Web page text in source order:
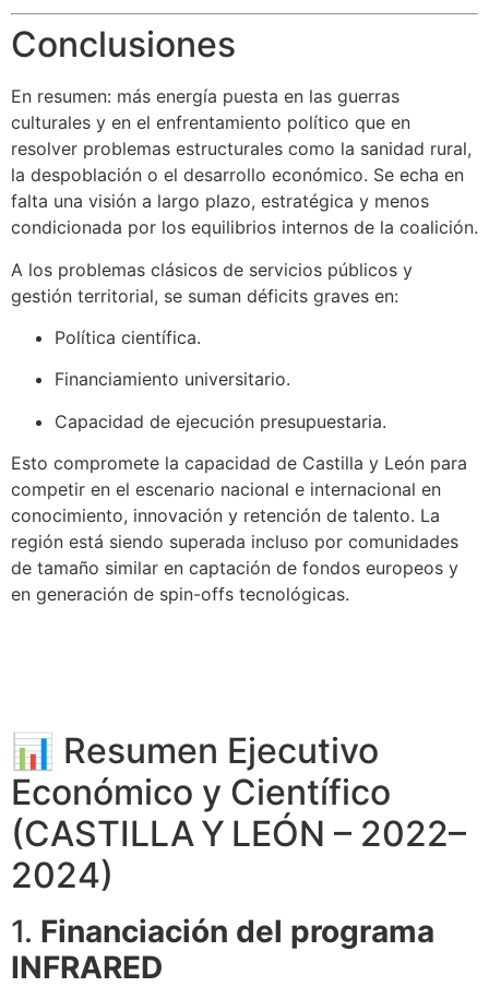
Conclusiones
En resumen: más energía puesta en las guerras
culturales y en el enfrentamiento político que en
resolver problemas estructurales como la sanidad rural,
la despoblación o el desarrollo económico. Se echa en
falta una visión a largo plazo, estratégica y menos
condicionada por los equilibrios internos de la coalición.
A los problemas clásicos de servicios públicos y
gestión territorial, se suman déficits graves en:
Política científica.
Financiamiento universitario.
Capacidad de ejecución presupuestaria.
Esto compromete la capacidad de Castilla y León para
competir en el escenario nacional e internacional en
conocimiento, innovación y retención de talento. La
región está siendo superada incluso por comunidades
de tamaño similar en captación de fondos europeos y
en generación de spin-offs tecnológicas.
📊 Resumen Ejecutivo
Económico y Científico
(CASTILLA Y LEÓN – 2022–
2024)
1. Financiación del programa
INFRARED